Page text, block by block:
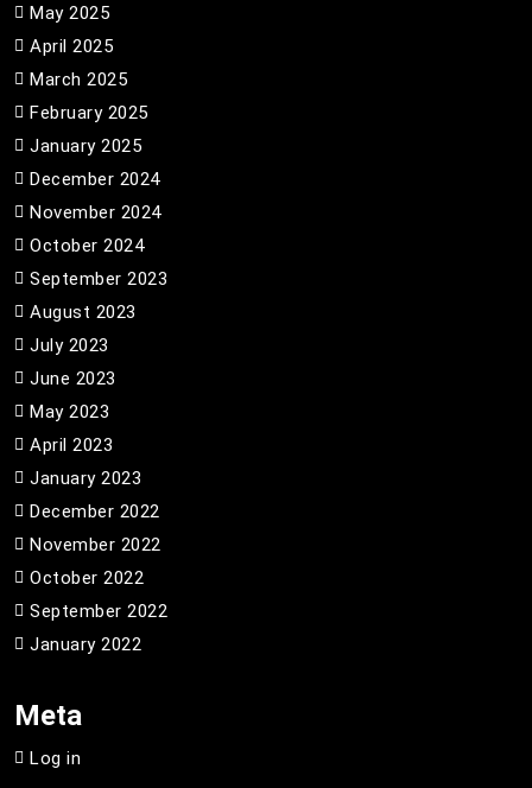
May 2025
April 2025
March 2025
February 2025
January 2025
December 2024
November 2024
October 2024
September 2023
August 2023
July 2023
June 2023
May 2023
April 2023
January 2023
December 2022
November 2022
October 2022
September 2022
January 2022
Meta
Log in